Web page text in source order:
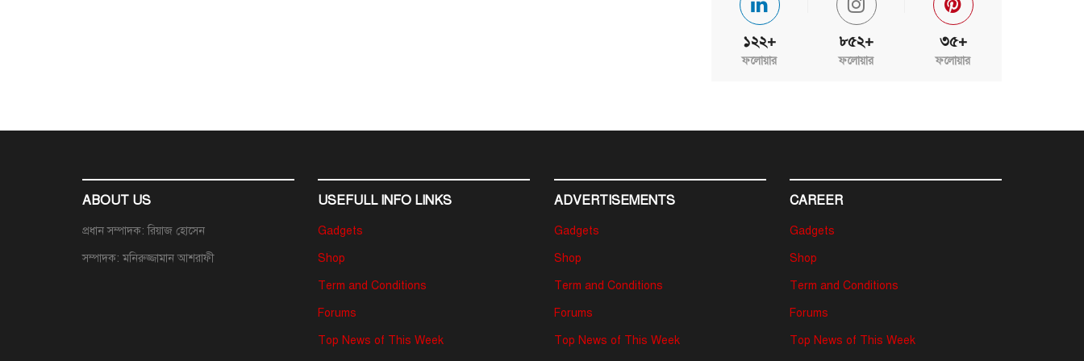
১২২+
ফলোয়ার
৮৫২+
ফলোয়ার
৩৫+
ফলোয়ার
ABOUT US
প্রধান সম্পাদক: রিয়াজ হোসেন
সম্পাদক: মনিরুজ্জামান আশরাফী
USEFULL INFO LINKS
Gadgets
Shop
Term and Conditions
Forums
Top News of This Week
ADVERTISEMENTS
Gadgets
Shop
Term and Conditions
Forums
Top News of This Week
CAREER
Gadgets
Shop
Term and Conditions
Forums
Top News of This Week